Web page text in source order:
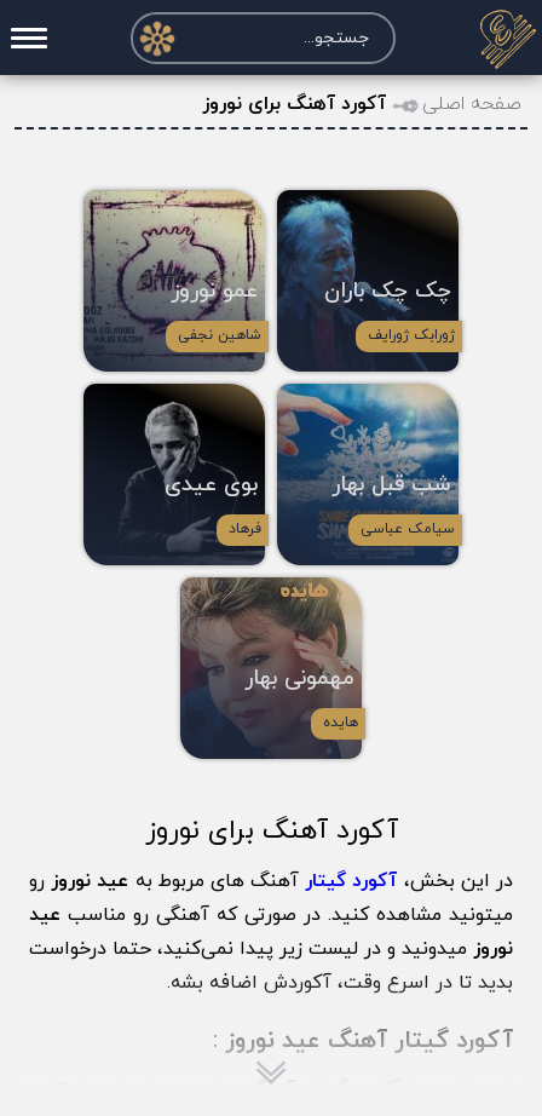
صفحه اصلی
نت و تبلچر
تماس با ما
حساب کاربری
صفحه اصلی آکورد آهنگ برای نوروز
چک چک باران
ژورابک ژورایف
عمو نوروز
شاهین نجفی
شب قبل بهار
سیامک عباسی
بوی عیدی
فرهاد
مهمونی بهار
هایده
آکورد آهنگ برای نوروز
در این بخش، آکورد گیتار آهنگ های مربوط به عید نوروز رو
میتونید مشاهده کنید. در صورتی که آهنگی رو مناسب عید
نوروز میدونید و در لیست زیر پیدا نمی‌کنید، حتما درخواست
بدید تا در اسرع وقت، آکوردش اضافه بشه.
آکورد گیتار آهنگ عید نوروز :
آهنگ های عید نوروز